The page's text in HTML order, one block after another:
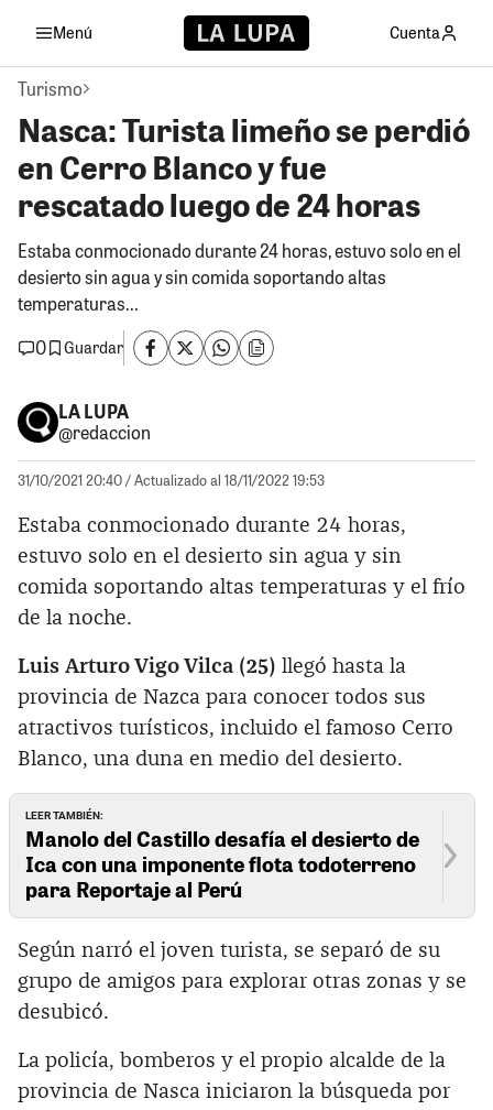
Menú Cuenta
Turismo
Nasca: Turista limeño se perdió
en Cerro Blanco y fue
rescatado luego de 24 horas
Estaba conmocionado durante 24 horas, estuvo solo en el
desierto sin agua y sin comida soportando altas
temperaturas...
0
Guardar
LA LUPA
@redaccion
31/10/2021 20:40/ Actualizado al 18/11/2022 19:53
Estaba conmocionado durante 24 horas,
estuvo solo en el desierto sin agua y sin
comida soportando altas temperaturas y el frío
de la noche.
Luis Arturo Vigo Vilca (25) llegó hasta la
provincia de Nazca para conocer todos sus
atractivos turísticos, incluido el famoso Cerro
Blanco, una duna en medio del desierto.
LEER TAMBIÉN:
Manolo del Castillo desafía el desierto de
Ica con una imponente flota todoterreno
para Reportaje al Perú
Según narró el joven turista, se separó de su
grupo de amigos para explorar otras zonas y se
desubicó.
La policía, bomberos y el propio alcalde de la
provincia de Nasca iniciaron la búsqueda por